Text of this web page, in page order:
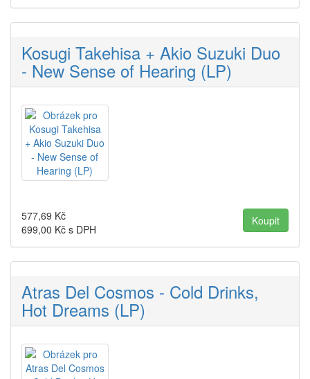
Kosugi Takehisa + Akio Suzuki Duo
- New Sense of Hearing (LP)
577,69 Kč
699,00 Kč s DPH
Atras Del Cosmos - Cold Drinks,
Hot Dreams (LP)